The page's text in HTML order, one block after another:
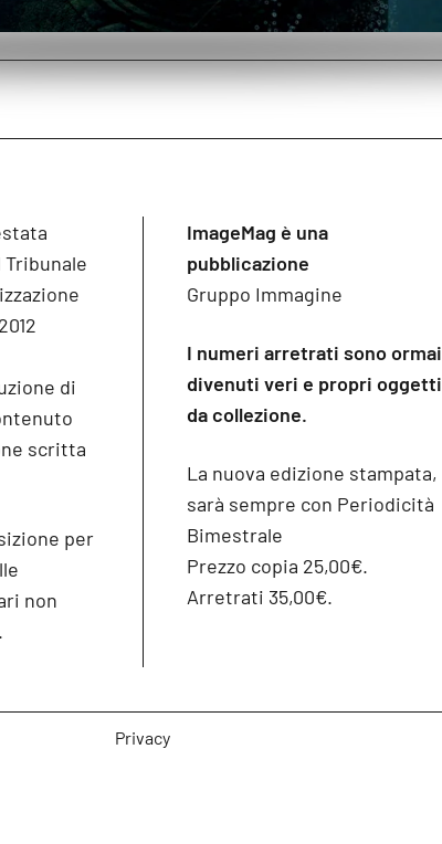
di
scritta
per
non
ImageMag è una
pubblicazione
Gruppo Immagine
I numeri arretrati sono ormai
divenuti veri e propri oggetti
da collezione.
La nuova edizione stampata,
sarà sempre con Periodicità
Bimestrale
Prezzo copia 25,00€.
Arretrati 35,00€.
Privacy